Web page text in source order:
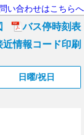
い合わせはこちらへ
バス停時刻表
近情報コード印刷
日曜/祝日